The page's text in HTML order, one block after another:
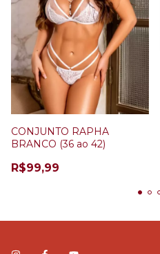
CONJUNTO RAPHA
BRANCO (36 ao 42)
R$99,99